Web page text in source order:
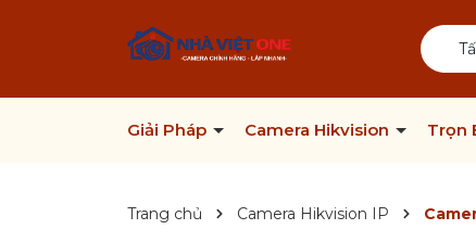
Giải Pháp Camera Hikvision Trọn
Trang chủ Camera Hikvision IP